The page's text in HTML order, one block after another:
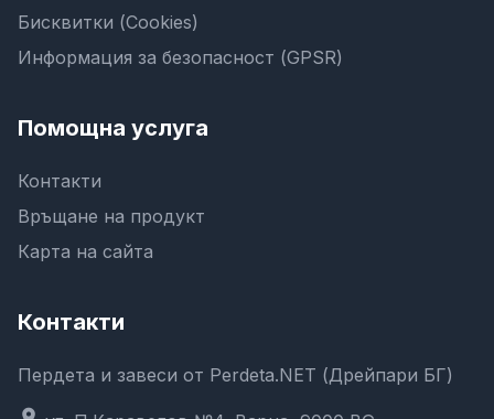
Бисквитки (Cookies)
Информация за безопасност (GPSR)
Помощна услуга
Контакти
Връщане на продукт
Карта на сайта
Контакти
Пердета и завеси от Perdeta.NET (Дрейпари БГ)